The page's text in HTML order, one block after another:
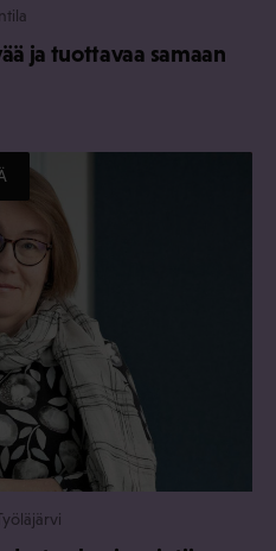
ja tuottavaa samaan